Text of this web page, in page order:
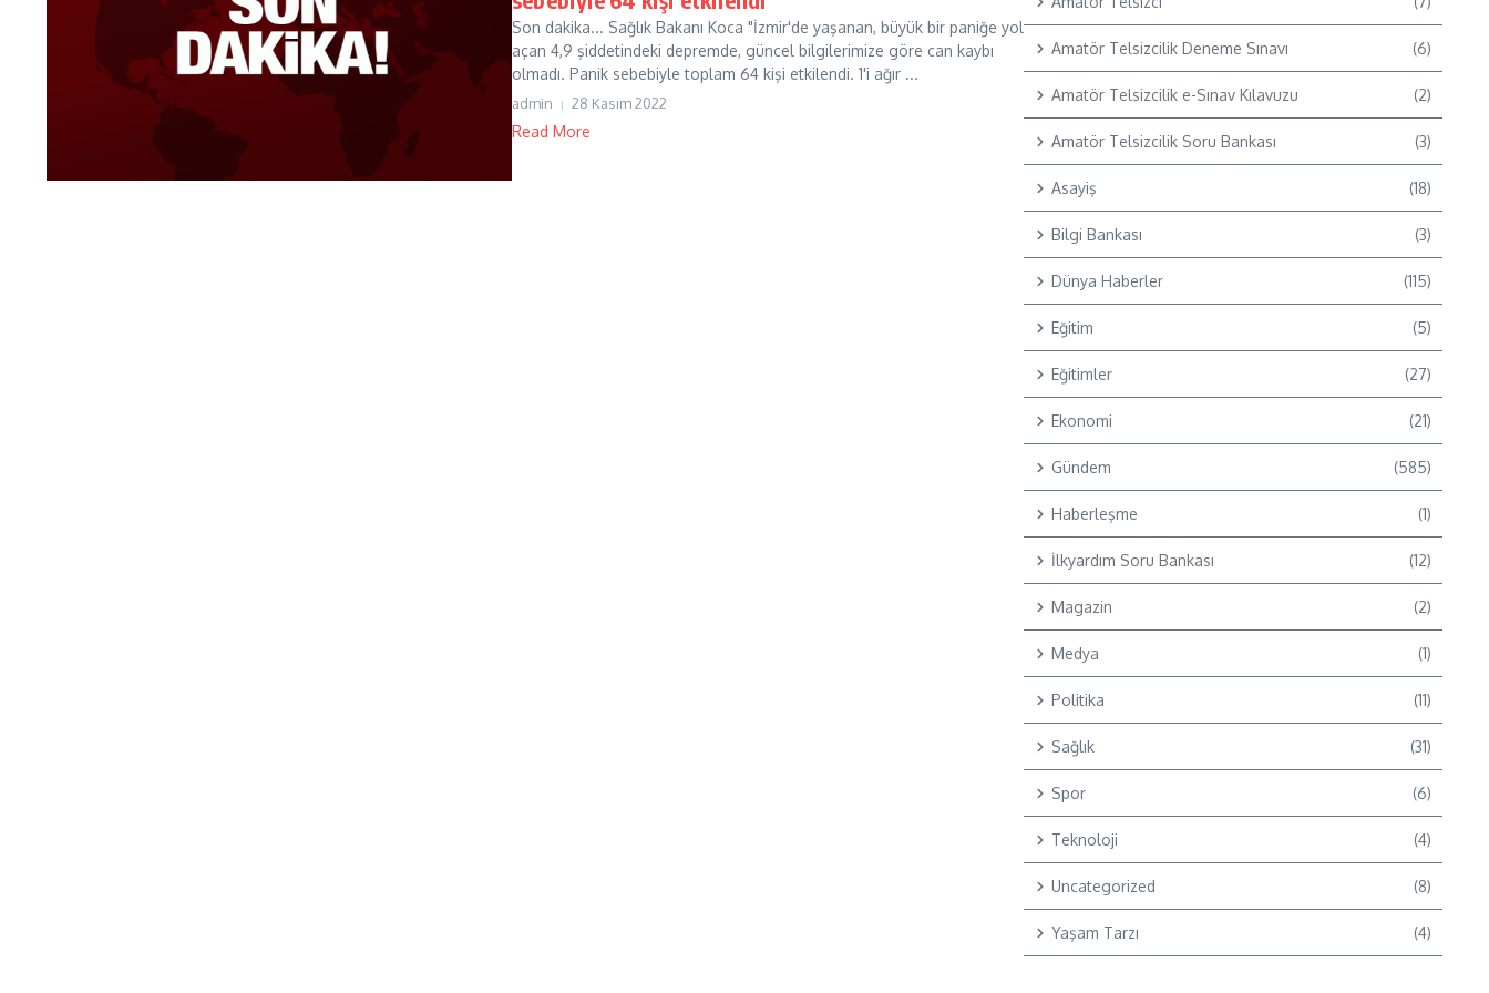
Son dakika... Sağlık Bakanı Koca "İzmir'de yaşanan, büyük bir paniğe yol
açan 4,9 şiddetindeki depremde, güncel bilgilerimize göre can kaybı
olmadı. Panik sebebiyle toplam 64 kişi etkilendi. 1'i ağır ...
admin 28 Kasım 2022
Read More
Amatör Telsizcilik Deneme Sınavı (6)
Amatör Telsizcilik e-Sınav Kılavuzu (2)
Amatör Telsizcilik Soru Bankası (3)
Asayiş (18)
Bilgi Bankası (3)
Dünya Haberler (115)
Eğitim (5)
Eğitimler (27)
Ekonomi (21)
Gündem (585)
Haberleşme (1)
İlkyardım Soru Bankası (12)
Magazin (2)
Medya (1)
Politika (11)
Sağlık (31)
Spor (6)
Teknoloji (4)
Uncategorized (8)
Yaşam Tarzı (4)